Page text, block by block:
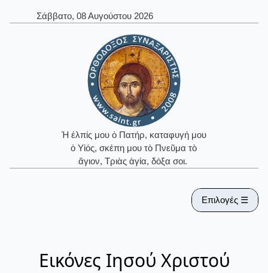
Σάββατο, 08 Αυγούστου 2026
Ἡ ἐλπίς μου ὁ Πατήρ, καταφυγή μου
ὁ Υἱός, σκέπη μου τὸ Πνεῦμα τὸ
ἅγιον, Τριὰς ἁγία, δόξα σοι.
Επιλογές ☰
Εικόνες Ιησού Χριστού